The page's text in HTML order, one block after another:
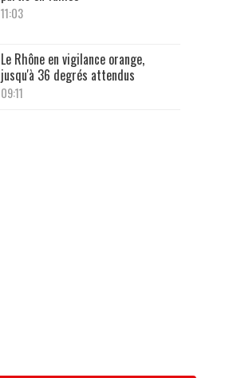
11:03
Le Rhône en vigilance orange,
jusqu'à 36 degrés attendus
09:11